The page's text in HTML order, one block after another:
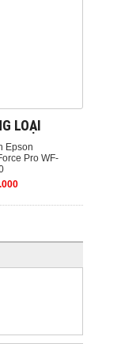
LOẠI
Epson
Pro WF-